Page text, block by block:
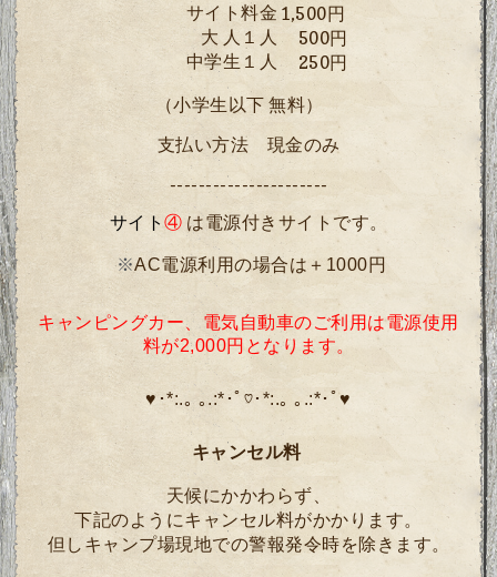
サイト料金
大 人１人
中学生１人
1,500円
500円
250円
（小学生以下 無料）
支払い方法 現金のみ
----------------------
サイト ④ は電源付きサイトです。
※AC電源利用の場合は＋1000円
キャンピングカー、電気自動車のご利用は電源使用
料が2,000円となります。
♥･*:.｡ ｡.:*･ﾟ♡･*:.｡ ｡.:*･ﾟ♥
キャンセル料
天候にかかわらず、
下記のようにキャンセル料がかかります。
但しキャンプ場現地での警報発令時を除きます。